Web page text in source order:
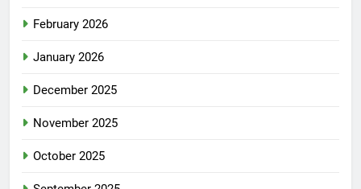
February 2026
January 2026
December 2025
November 2025
October 2025